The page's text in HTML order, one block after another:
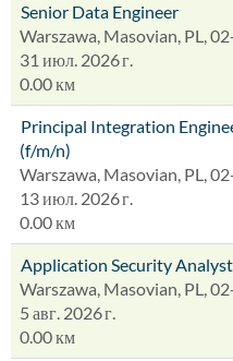
Senior Data Engineer
Warszawa, Masovian, PL,
31 июл. 2026 г.
0.00 км
Principal Integration
(f/m/n)
Warszawa, Masovian, PL,
13 июл. 2026 г.
0.00 км
Application Security Analyst
Warszawa, Masovian, PL,
5 авг. 2026 г.
0.00 км